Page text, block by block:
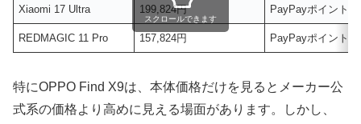
Xiaomi 17 Ultra 199,824円 PayPayポイント
REDMAGIC 11 Pro 157,824円 PayPayポイント
スクロールできます
特にOPPO Find X9は、本体価格だけを見るとメーカー公
式系の価格より高めに見える場面があります。しかし、